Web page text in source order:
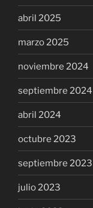
abril 2025
marzo 2025
noviembre 2024
septiembre 2024
abril 2024
octubre 2023
septiembre 2023
julio 2023